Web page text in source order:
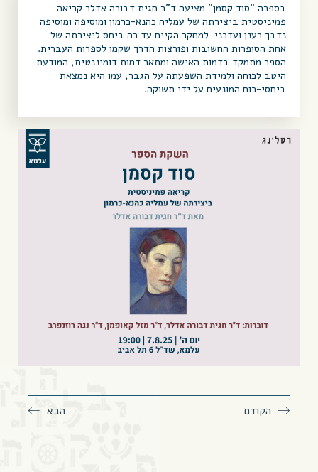
בספרה “סוד קסמן” מציעה ד”ר חגית דבורה אדלר קריאה
פמיניסטית ביצירתה של עמליה כהנא-כרמון ומוסיפה ומוסיפה
נדבך רענן ועדכני למחקר הקיים עד כה ביחס ליצירתה של
אחת הסופרות החשובות ופורצות הדרך שקמו לספרות העברית.
הספר מתמקד בדמות האישה ומתאר דמות דומיננטית, המודעת
היטב לכוחה ולמידת השפעתה על הגבר, עמו היא נמצאת
ביחסי-כוח המונעים על ידי תשוקה.
הקודם הבא